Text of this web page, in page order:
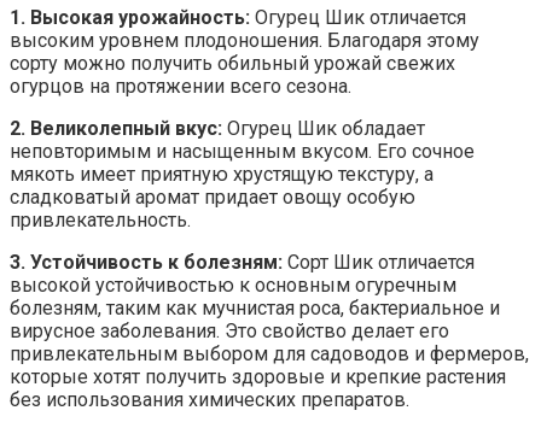
1. Высокая урожайность: Огурец Шик отличается
высоким уровнем плодоношения. Благодаря этому
сорту можно получить обильный урожай свежих
огурцов на протяжении всего сезона.
2. Великолепный вкус: Огурец Шик обладает
неповторимым и насыщенным вкусом. Его сочное
мякоть имеет приятную хрустящую текстуру, а
сладковатый аромат придает овощу особую
привлекательность.
3. Устойчивость к болезням: Сорт Шик отличается
высокой устойчивостью к основным огуречным
болезням, таким как мучнистая роса, бактериальное и
вирусное заболевания. Это свойство делает его
привлекательным выбором для садоводов и фермеров,
которые хотят получить здоровые и крепкие растения
без использования химических препаратов.